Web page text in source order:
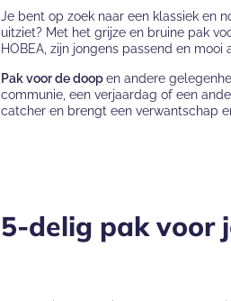
Je bent op zoek naar een klassiek en
uitziet? Met het grijze en bruine pak
HOBEA, zijn jongens passend en
Pak voor de doopen andere
communie, een verjaardag of een
catcher en brengt een verwantschap
5-delig pak voor